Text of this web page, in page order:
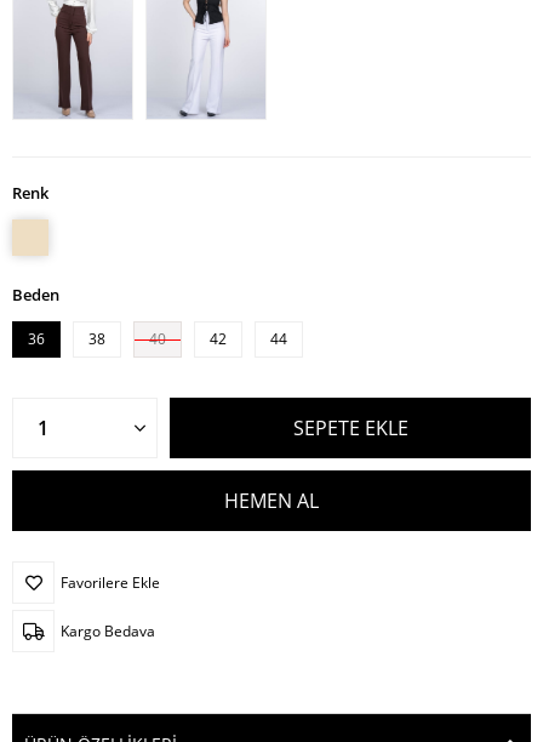
Renk
Beden
36 38 40 42 44
Favorilere Ekle
Kargo Bedava